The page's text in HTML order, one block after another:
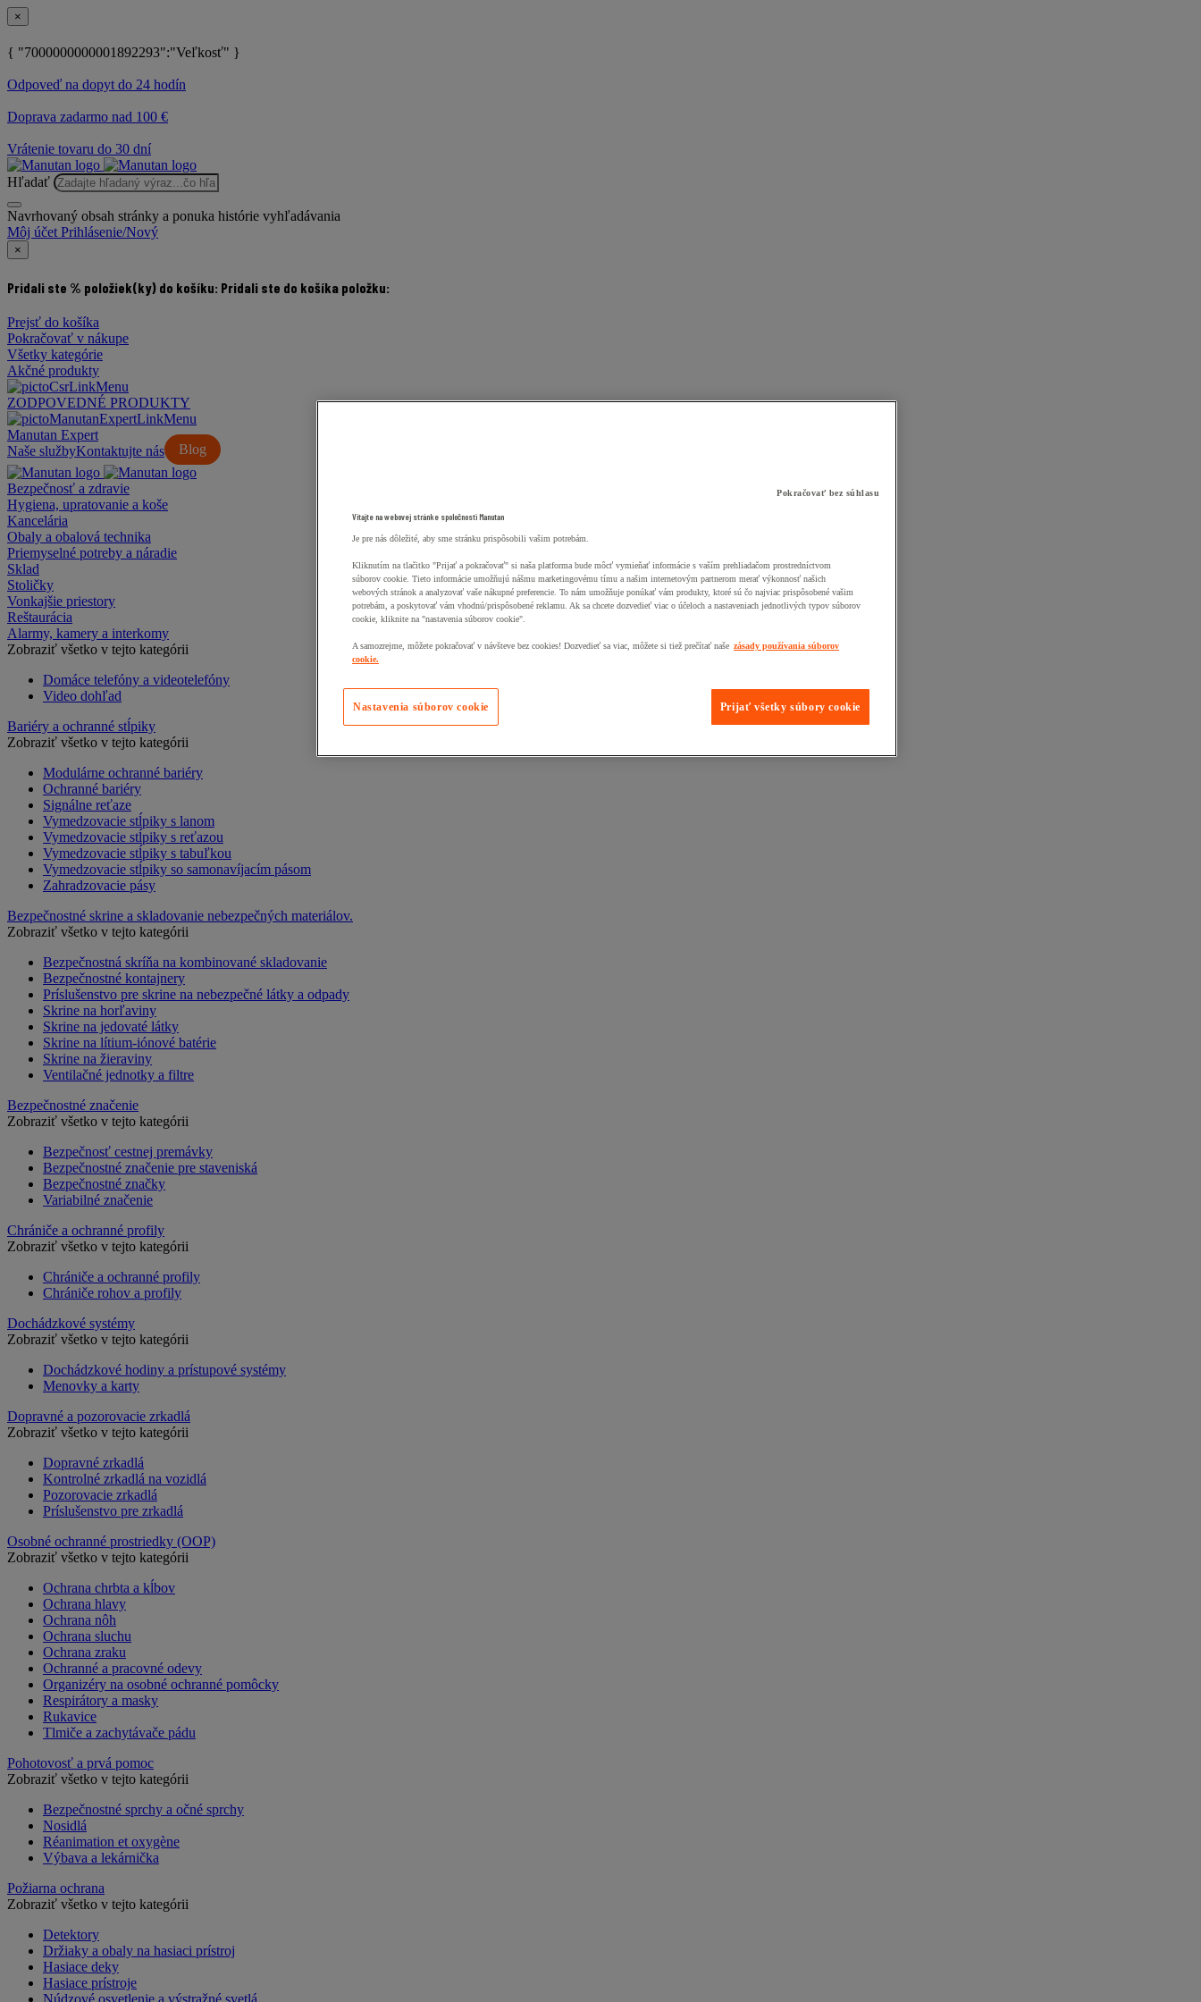
×
{ "7000000000001892293":"Veľkosť" }
Odpoveď na dopyt do 24 hodín
Doprava zadarmo nad 100 €
Vrátenie tovaru do 30 dní
Hľadať
Navrhovaný obsah stránky a ponuka histórie vyhľadávania
Môj účet Prihlásenie/Nový
×
Pridali ste % položiek(ky) do košíku: Pridali ste do košíka položku:
Prejsť do košíka
Pokračovať v nákupe
Všetky kategórie
Akčné produkty
ZODPOVEDNÉ PRODUKTY
Manutan Expert
Naše služby
Blog
Kontaktujte nás
Bezpečnosť a zdravie
Hygiena, upratovanie a koše
Kancelária
Obaly a obalová technika
Priemyselné potreby a náradie
Sklad
Stoličky
Vonkajšie priestory
Reštaurácia
Alarmy, kamery a interkomy
Zobraziť všetko v tejto kategórii
Domáce telefóny a videotelefóny
Video dohľad
Bariéry a ochranné stĺpiky
Zobraziť všetko v tejto kategórii
Modulárne ochranné bariéry
Ochranné bariéry
Signálne reťaze
Vymedzovacie stĺpiky s lanom
Vymedzovacie stĺpiky s reťazou
Vymedzovacie stĺpiky s tabuľkou
Vymedzovacie stĺpiky so samonavíjacím pásom
Zahradzovacie pásy
Bezpečnostné skrine a skladovanie nebezpečných materiálov.
Zobraziť všetko v tejto kategórii
Bezpečnostná skríňa na kombinované skladovanie
Bezpečnostné kontajnery
Príslušenstvo pre skrine na nebezpečné látky a odpady
Skrine na horľaviny
Skrine na jedovaté látky
Skrine na lítium-iónové batérie
Skrine na žieraviny
Ventilačné jednotky a filtre
Bezpečnostné značenie
Zobraziť všetko v tejto kategórii
Bezpečnosť cestnej premávky
Bezpečnostné značenie pre staveniská
Bezpečnostné značky
Variabilné značenie
Chrániče a ochranné profily
Zobraziť všetko v tejto kategórii
Chrániče a ochranné profily
Chrániče rohov a profily
Dochádzkové systémy
Zobraziť všetko v tejto kategórii
Dochádzkové hodiny a prístupové systémy
Menovky a karty
Dopravné a pozorovacie zrkadlá
Zobraziť všetko v tejto kategórii
Dopravné zrkadlá
Kontrolné zrkadlá na vozidlá
Pozorovacie zrkadlá
Príslušenstvo pre zrkadlá
Osobné ochranné prostriedky (OOP)
Zobraziť všetko v tejto kategórii
Ochrana chrbta a kĺbov
Ochrana hlavy
Ochrana nôh
Ochrana sluchu
Ochrana zraku
Ochranné a pracovné odevy
Organizéry na osobné ochranné pomôcky
Respirátory a masky
Rukavice
Tlmiče a zachytávače pádu
Pohotovosť a prvá pomoc
Zobraziť všetko v tejto kategórii
Bezpečnostné sprchy a očné sprchy
Nosidlá
Réanimation et oxygène
Výbava a lekárnička
Požiarna ochrana
Zobraziť všetko v tejto kategórii
Detektory
Držiaky a obaly na hasiaci prístroj
Hasiace deky
Hasiace prístroje
Pokračovať bez súhlasu
Vitajte na webovej stránke spoločnosti Manutan
Je pre nás dôležité, aby sme stránku prispôsobili vašim potrebám.
Kliknutím na tlačitko "Prijať a pokračovať" si naša platforma bude môcť vymieňať informácie s vaším prehliadačom prostredníctvom
súborov cookie. Tieto informácie umožňujú nášmu marketingovému tímu a našim internetovým partnerom merať výkonnosť našich
webových stránok a analyzovať vaše nákupné preferencie. To nám umožňuje ponúkať vám produkty, ktoré sú čo najviac prispôsobené vašim
potrebám, a poskytovať vám vhodnú/prispôsobené reklamu. Ak sa chcete dozvedieť viac o účeloch a nastaveniach jednotlivých typov súborov
cookie, kliknite na "nastavenia súborov cookie".
A samozrejme, môžete pokračovať v návšteve bez cookies! Dozvedieť sa viac, môžete si tiež prečítať naše zásady používania súborov
cookie.
Prijať všetky súbory cookie
Nastavenia súborov cookie